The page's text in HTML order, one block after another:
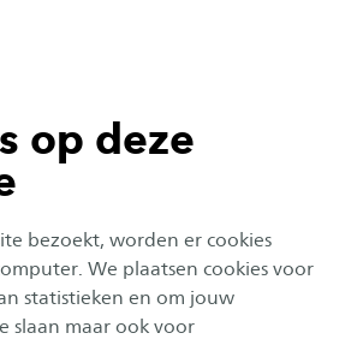
op deze
bezoekt, worden er cookies
We plaatsen cookies voor
statistieken en om jouw
slaan maar ook voor
voor medewerkers
gericht laten
tegelijk je organisatie
is jouw partner voor korte,